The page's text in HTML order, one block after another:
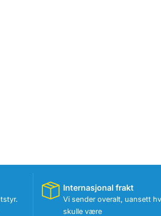
Internasjonal frakt
Vi sender overalt, uansett
skulle være